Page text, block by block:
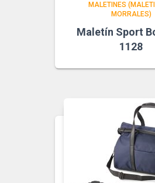
MALETINES
MORRALES)
Maletín Sport
1128